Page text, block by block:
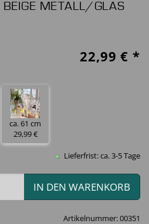
BEIGE METALL/GLAS
22,99 € *
ca. 61 cm
29,99 €
Lieferfrist: ca. 3-5 Tage
IN DEN WARENKORB
Artikelnummer:00351